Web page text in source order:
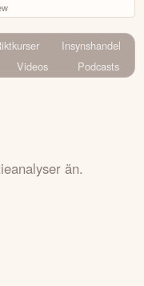
Insynshandel
Videos Podcasts
än.